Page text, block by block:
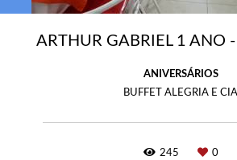
ARTHUR GABRIEL 1 ANO
ANIVERSÁRIOS
BUFFET ALEGRIA E CIA
245 0